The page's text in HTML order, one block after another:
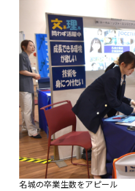
名城の卒業生数をアピール